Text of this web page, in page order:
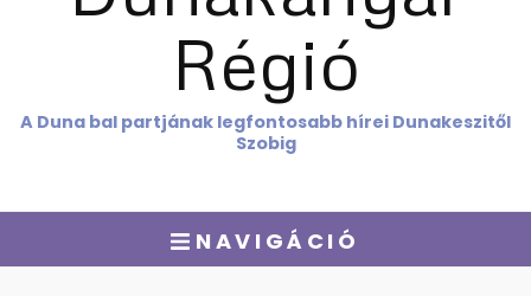
Régió
A Duna bal partjának legfontosabb hírei Dunakeszitől
Szobig
NAVIGÁCIÓ